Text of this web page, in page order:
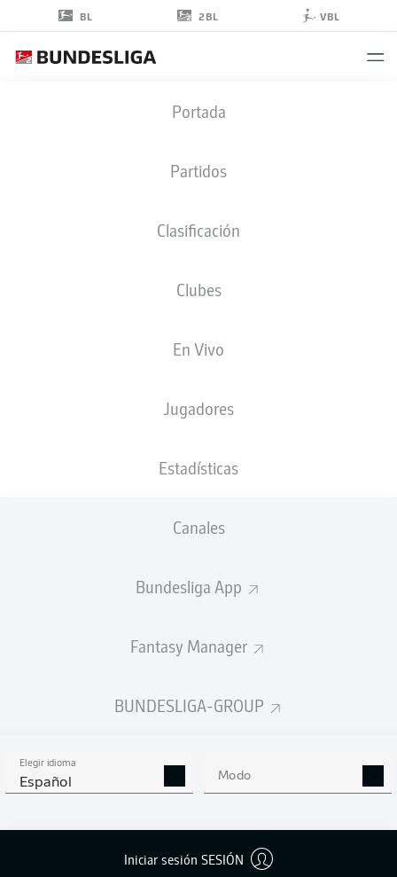
BL 2BL VBL
Portada
Partidos
Clasificación
Clubes
En Vivo
Jugadores
Estadísticas
Canales
Bundesliga App
Fantasy Manager
BUNDESLIGA-GROUP
Elegir idioma
Español Modo
Iniciar sesión SESIÓN
23.07.2001
TAMAÑO
ESTADÍSTICAS